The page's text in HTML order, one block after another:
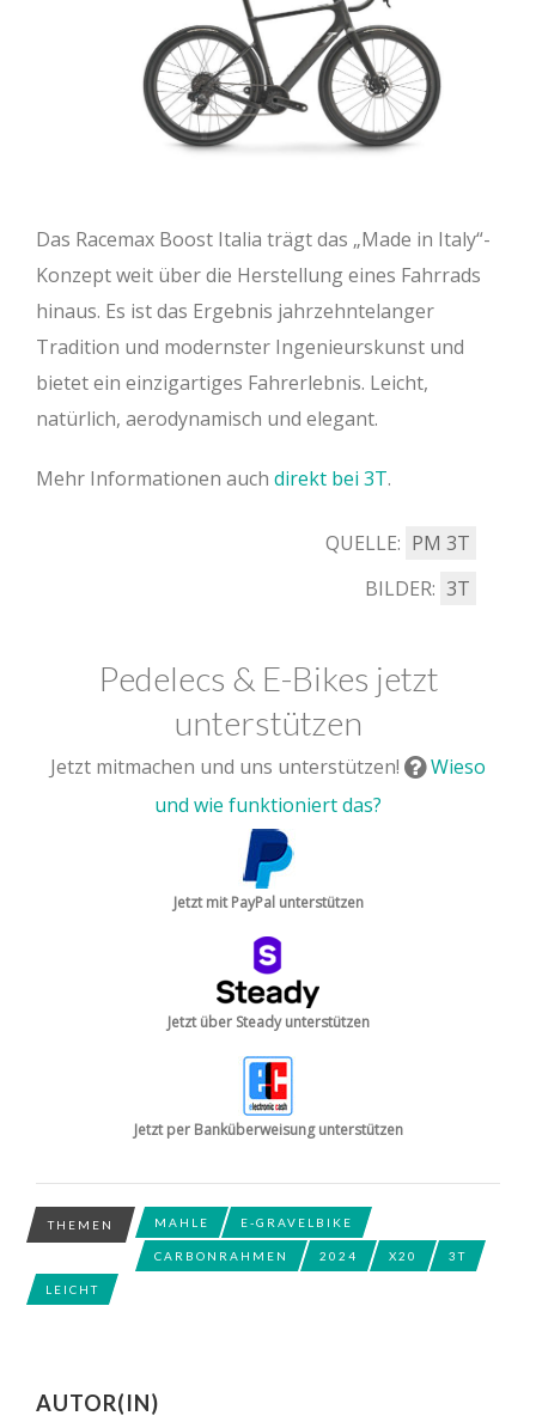
Das Racemax Boost Italia trägt das „Made in Italy“-
Konzept weit über die Herstellung eines Fahrrads
hinaus. Es ist das Ergebnis jahrzehntelanger
Tradition und modernster Ingenieurskunst und
bietet ein einzigartiges Fahrerlebnis. Leicht,
natürlich, aerodynamisch und elegant.
Mehr Informationen auch direkt bei 3T.
QUELLE: PM 3T
BILDER: 3T
Pedelecs & E-Bikes jetzt
unterstützen
Jetzt mitmachen und uns unterstützen!
Wieso
und wie funktioniert das?
Jetzt mit PayPal unterstützen
Jetzt über Steady unterstützen
Jetzt per Banküberweisung unterstützen
THEMEN MAHLE E-GRAVELBIKE
CARBONRAHMEN 2024 X20 3T
LEICHT
AUTOR(IN)